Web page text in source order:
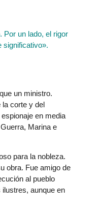
Por un lado, el rigor
significativo».
un ministro.
la corte y del
en media
Marina e
para la nobleza.
obra. Fue amigo de
al pueblo
aunque en